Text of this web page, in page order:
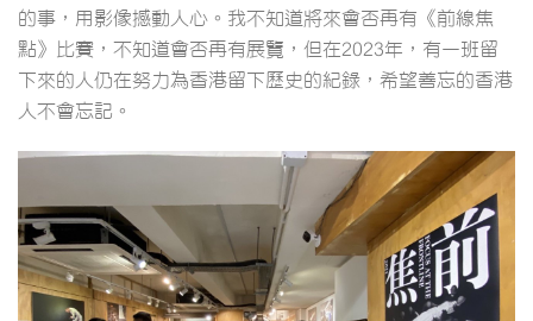
的事，用影像撼動人心。我不知道將來會否再有《前線焦
點》比賽，不知道會否再有展覽，但在2023年，有一班留
下來的人仍在努力為香港留下歷史的紀錄，希望善忘的香港
人不會忘記。